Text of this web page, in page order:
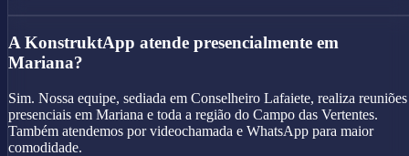
A KonstruktApp atende presencialmente em
Mariana?
Sim. Nossa equipe, sediada em Conselheiro Lafaiete, realiza reuniões
presenciais em Mariana e toda a região do Campo das Vertentes.
Também atendemos por videochamada e WhatsApp para maior
comodidade.